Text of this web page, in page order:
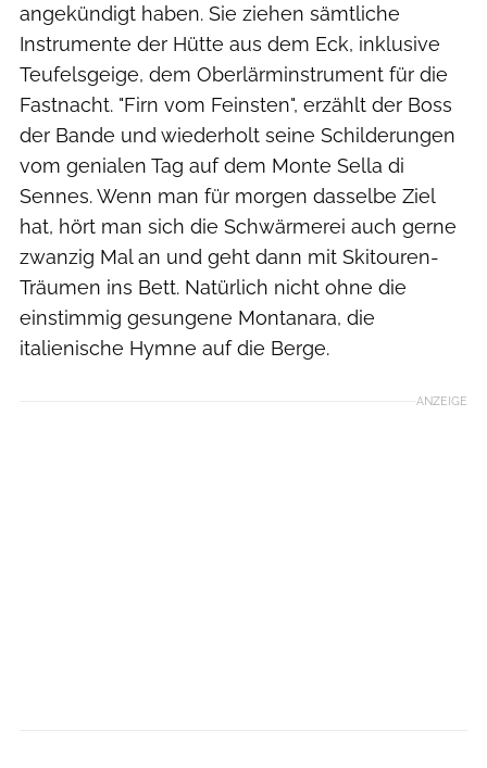
angekündigt haben. Sie ziehen sämtliche
Instrumente der Hütte aus dem Eck, inklusive
Teufelsgeige, dem Oberlärminstrument für die
Fastnacht. "Firn vom Feinsten", erzählt der Boss
der Bande und wiederholt seine Schilderungen
vom genialen Tag auf dem Monte Sella di
Sennes. Wenn man für morgen dasselbe Ziel
hat, hört man sich die Schwärmerei auch gerne
zwanzig Mal an und geht dann mit Skitouren-
Träumen ins Bett. Natürlich nicht ohne die
einstimmig gesungene Montanara, die
italienische Hymne auf die Berge.
ANZEIGE